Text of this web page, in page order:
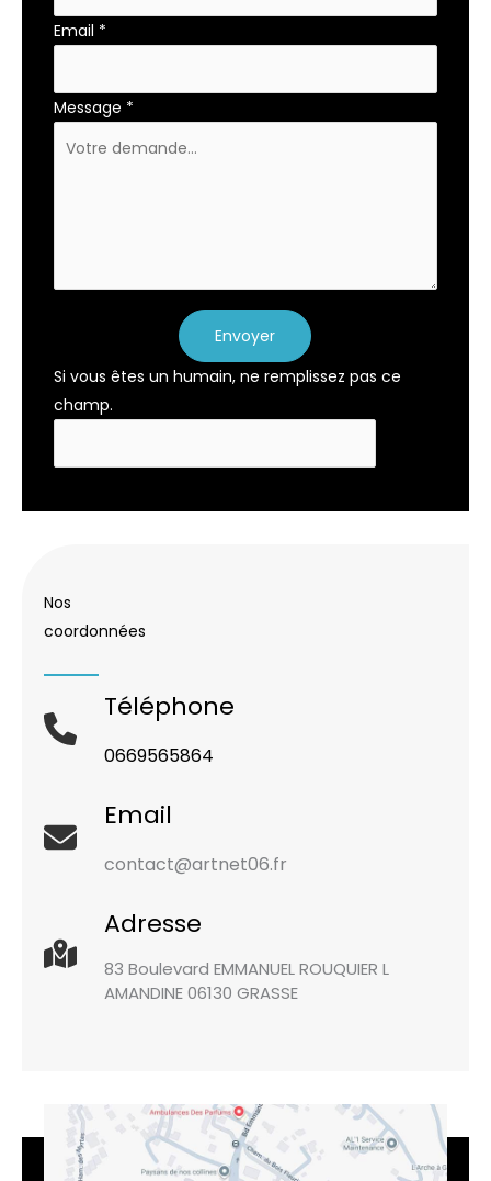
Email *
Message *
Envoyer
Si vous êtes un humain, ne remplissez pas ce
champ.
Nos
coordonnées
Téléphone
0669565864
Email
contact@artnet06.fr
Adresse
83 Boulevard EMMANUEL ROUQUIER L
AMANDINE 06130 GRASSE